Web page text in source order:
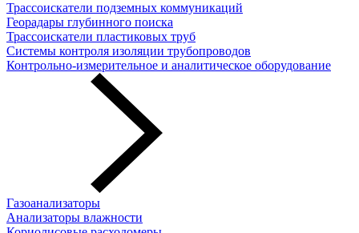
Трассоискатели подземных коммуникаций
Георадары глубинного поиска
Трассоискатели пластиковых труб
Cистемы контроля изоляции трубопроводов
Контрольно-измерительное и аналитическое оборудование
Газоанализаторы
Анализаторы влажности